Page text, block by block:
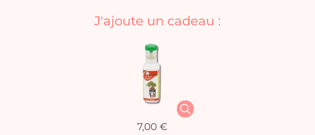
J'ajoute un cadeau :
7,00 €